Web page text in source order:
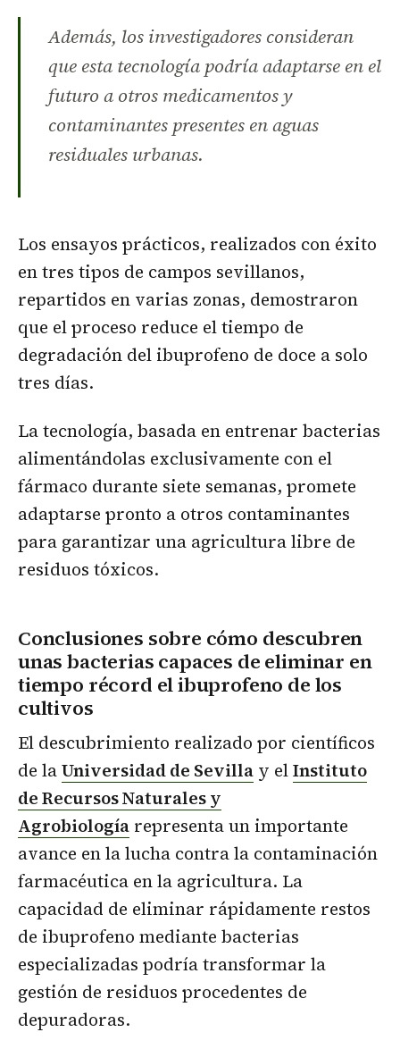
Además, los investigadores consideran
que esta tecnología podría adaptarse en el
futuro a otros medicamentos y
contaminantes presentes en aguas
residuales urbanas.
Los ensayos prácticos, realizados con éxito
en tres tipos de campos sevillanos,
repartidos en varias zonas, demostraron
que el proceso reduce el tiempo de
degradación del ibuprofeno de doce a solo
tres días.
La tecnología, basada en entrenar bacterias
alimentándolas exclusivamente con el
fármaco durante siete semanas, promete
adaptarse pronto a otros contaminantes
para garantizar una agricultura libre de
residuos tóxicos.
Conclusiones sobre cómo descubren
unas bacterias capaces de eliminar en
tiempo récord el ibuprofeno de los
cultivos
El descubrimiento realizado por científicos
de laUniversidad de Sevilla y elInstituto
de Recursos Naturales y
Agrobiología representa un importante
avance en la lucha contra la contaminación
farmacéutica en la agricultura. La
capacidad de eliminar rápidamente restos
de ibuprofeno mediante bacterias
especializadas podría transformar la
gestión de residuos procedentes de
depuradoras.